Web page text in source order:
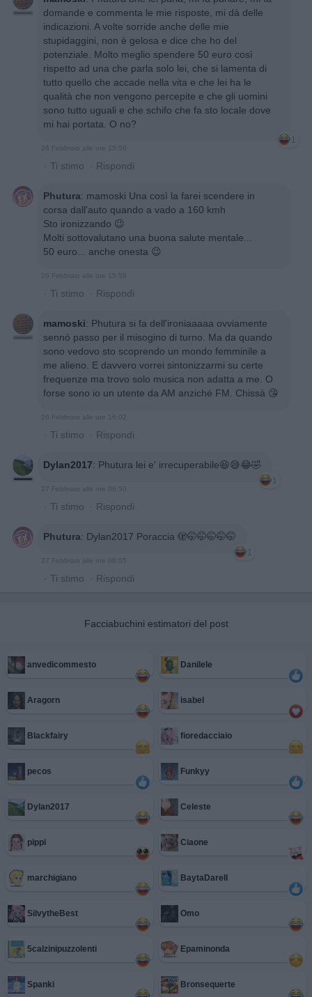
domande e commenta le mie risposte, mi dà delle
indicazioni. A volte sorride anche delle mie
stupidaggini, non è gelosa e dice che ho del
potenziale. Molto meglio spendere 50 euro così
rispetto ad una che parla solo lei, che si lamenta di
tutto quello che accade nella vita e che lei ha le
qualità che non vengono percepite e che gli uomini
sono tutto uguali e che schifo che fa sto locale dove
mi hai portata. O no?
1
26 Febbraio alle ore 15:56
· Ti stimo · Rispondi
Phutura: mamoski Una così la farei scendere in
corsa dall'auto quando a vado a 160 kmh
Sto ironizzando 😉
Molti sottovalutano una buona salute mentale...
50 euro... anche onesta 😉
26 Febbraio alle ore 15:58
· Ti stimo · Rispondi
mamoski: Phutura si fa dell'ironiaaaaa ovviamente
sennò passo per il misogino di turno. Ma da quando
sono vedovo sto scoprendo un mondo femminile a
me alieno. E davvero vorrei sintonizzarmi su certe
frequenze ma trovo solo musica non adatta a me. O
forse sono io un utente da AM anziché FM. Chissà 😘
26 Febbraio alle ore 16:02
· Ti stimo · Rispondi
Dylan2017: Phutura lei e' irrecuperabile😆😅😂🤣
1
27 Febbraio alle ore 06:50
· Ti stimo · Rispondi
Phutura: Dylan2017 Poraccia 🫣🤭🤭🤭🤭🤭
1
27 Febbraio alle ore 06:55
· Ti stimo · Rispondi
Facciabuchini estimatori del post
anvedicommesto Danilele
Aragorn isabel
Blackfairy fioredacciaio
pecos Funkyy
Dylan2017 Celeste
pippi Ciaone
marchigiano BaytaDarell
SilvytheBest Omo
5calzinipuzzolenti Epaminonda
Spanki Bronsequerte